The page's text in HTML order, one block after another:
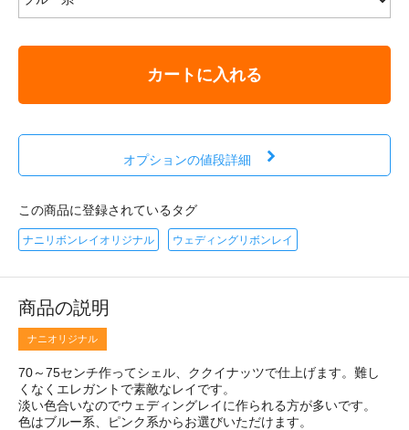
カートに入れる
オプションの値段詳細
この商品に登録されているタグ
ナニリボンレイオリジナル ウェディングリボンレイ
商品の説明
ナニオリジナル
70～75センチ作ってシェル、ククイナッツで仕上げます。難し
くなくエレガントで素敵なレイです。
淡い色合いなのでウェディングレイに作られる方が多いです。
色はブルー系、ピンク系からお選びいただけます。